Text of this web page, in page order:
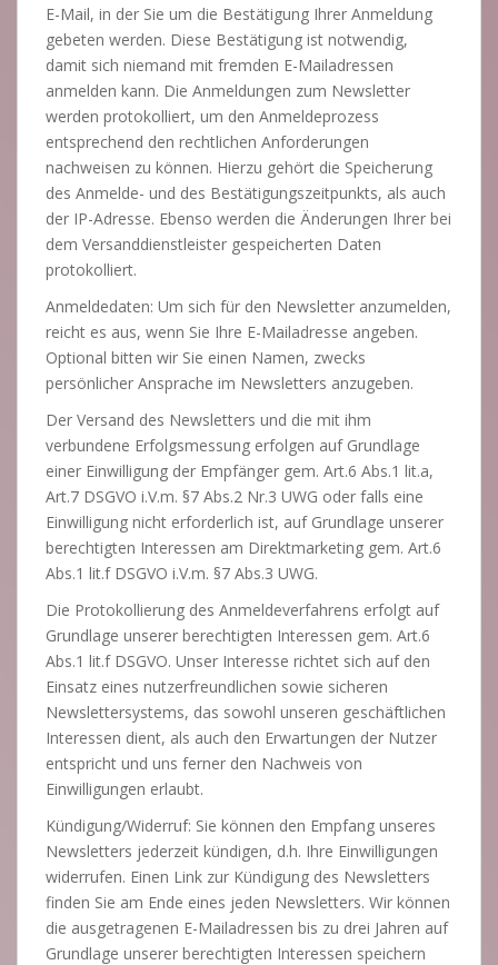
E-Mail, in der Sie um die Bestätigung Ihrer Anmeldung
gebeten werden. Diese Bestätigung ist notwendig,
damit sich niemand mit fremden E-Mailadressen
anmelden kann. Die Anmeldungen zum Newsletter
werden protokolliert, um den Anmeldeprozess
entsprechend den rechtlichen Anforderungen
nachweisen zu können. Hierzu gehört die Speicherung
des Anmelde- und des Bestätigungszeitpunkts, als auch
der IP-Adresse. Ebenso werden die Änderungen Ihrer bei
dem Versanddienstleister gespeicherten Daten
protokolliert.
Anmeldedaten: Um sich für den Newsletter anzumelden,
reicht es aus, wenn Sie Ihre E-Mailadresse angeben.
Optional bitten wir Sie einen Namen, zwecks
persönlicher Ansprache im Newsletters anzugeben.
Der Versand des Newsletters und die mit ihm
verbundene Erfolgsmessung erfolgen auf Grundlage
einer Einwilligung der Empfänger gem. Art.6 Abs.1 lit.a,
Art.7 DSGVO i.V.m. §7 Abs.2 Nr.3 UWG oder falls eine
Einwilligung nicht erforderlich ist, auf Grundlage unserer
berechtigten Interessen am Direktmarketing gem. Art.6
Abs.1 lit.f DSGVO i.V.m. §7 Abs.3 UWG.
Die Protokollierung des Anmeldeverfahrens erfolgt auf
Grundlage unserer berechtigten Interessen gem. Art.6
Abs.1 lit.f DSGVO. Unser Interesse richtet sich auf den
Einsatz eines nutzerfreundlichen sowie sicheren
Newslettersystems, das sowohl unseren geschäftlichen
Interessen dient, als auch den Erwartungen der Nutzer
entspricht und uns ferner den Nachweis von
Einwilligungen erlaubt.
Kündigung/Widerruf: Sie können den Empfang unseres
Newsletters jederzeit kündigen, d.h. Ihre Einwilligungen
widerrufen. Einen Link zur Kündigung des Newsletters
finden Sie am Ende eines jeden Newsletters. Wir können
die ausgetragenen E-Mailadressen bis zu drei Jahren auf
Grundlage unserer berechtigten Interessen speichern